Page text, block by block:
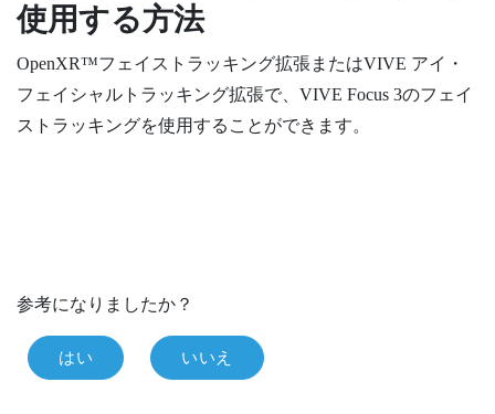
使用する方法
OpenXR™フェイストラッキング拡張またはVIVE アイ・
フェイシャルトラッキング拡張で、 VIVE Focus 3のフェイ
ストラッキングを使用することができます。
参考になりましたか？
はい いいえ